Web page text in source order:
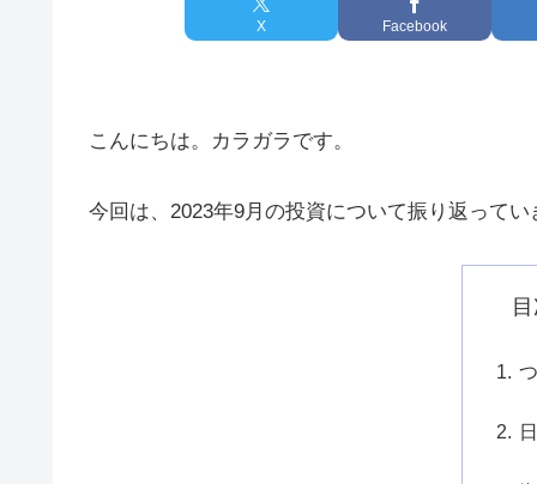
X Facebook
こんにちは。カラガラです。
今回は、2023年9月の投資について振り返って